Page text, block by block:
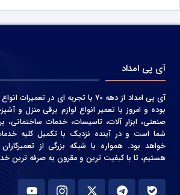
آی پی امداد
آی پی امداد از دهه 70 با تجربه ای در
بوده و امروز با تعمیر انواع لوازم برقی منزل و
صنعتی، ابزار آلات، تاسیسات، خدمات ساختمانی،
شما است و در آینده نزدیک با تکمیل کلیه
خواهد بود. همواره با شبکه بزرگی از
هستیم، تا با کیفیت ترین و مقرون به صرفه ترین